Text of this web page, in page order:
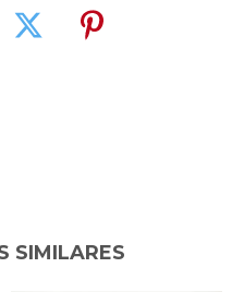
SIMILARES